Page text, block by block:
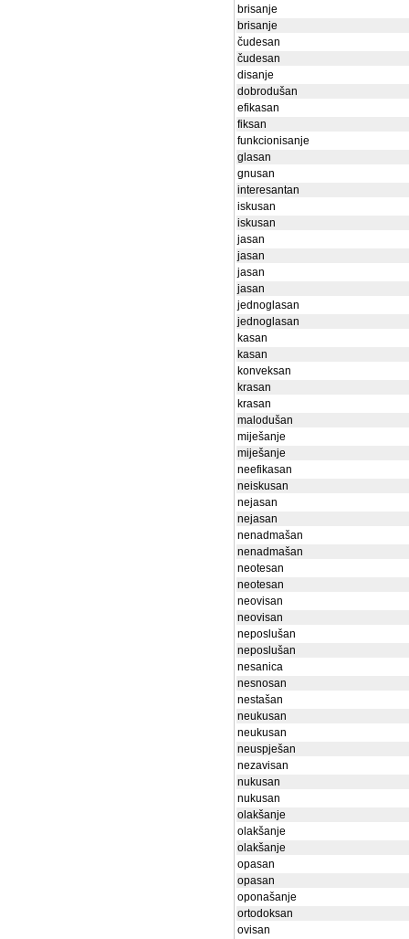
brisanje
brisanje
čudesan
čudesan
disanje
dobrodušan
efikasan
fiksan
funkcionisanje
glasan
gnusan
interesantan
iskusan
iskusan
jasan
jasan
jasan
jasan
jednoglasan
jednoglasan
kasan
kasan
konveksan
krasan
krasan
malodušan
miješanje
miješanje
neefikasan
neiskusan
nejasan
nejasan
nenadmašan
nenadmašan
neotesan
neotesan
neovisan
neovisan
neposlušan
neposlušan
nesanica
nesnosan
nestašan
neukusan
neukusan
neuspješan
nezavisan
nukusan
nukusan
olakšanje
olakšanje
olakšanje
opasan
opasan
oponašanje
ortodoksan
ovisan